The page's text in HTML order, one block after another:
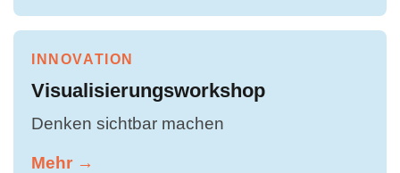
INNOVATION
Visualisierungsworkshop
Denken sichtbar machen
Mehr →